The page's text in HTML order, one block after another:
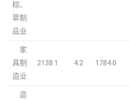
棕、
草制
品业
家
具制
造业
2138.1 4.2 1784.0
造